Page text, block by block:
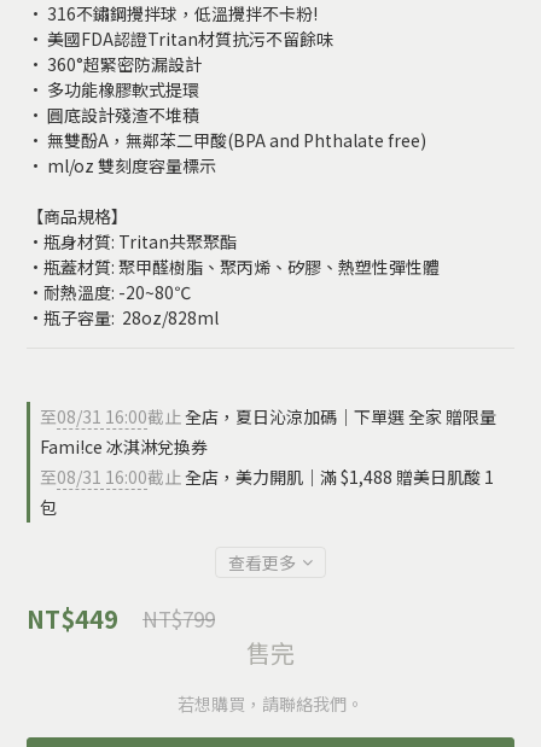
• 316不鏽鋼攪拌球，低溫攪拌不卡粉!
• 美國FDA認證Tritan材質抗污不留餘味
• 360°超緊密防漏設計
• 多功能橡膠軟式提環
• 圓底設計殘渣不堆積
• 無雙酚A，無鄰苯二甲酸(BPA and Phthalate free)
• ml/oz 雙刻度容量標示
【商品規格】
•瓶身材質: Tritan共聚聚酯
•瓶蓋材質: 聚甲醛樹脂、聚丙烯、矽膠、熱塑性彈性體
•耐熱溫度: -20~80℃
•瓶子容量:  28oz/828ml
至08/31 16:00截止全店，夏日沁涼加碼｜下單選 全家 贈限量
Fami!ce 冰淇淋兌換券
至08/31 16:00截止全店，美力開肌｜滿 $1,488 贈美日肌酸 1
包
查看更多
NT$449 NT$799
售完
若想購買，請聯絡我們。